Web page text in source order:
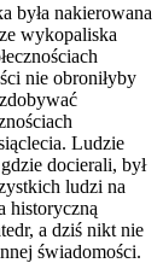
była nakierowana
wykopaliska
nie obroniłyby
Ludzie
docierali, był
ludzi na
historyczną
a dziś nikt nie
świadomości.